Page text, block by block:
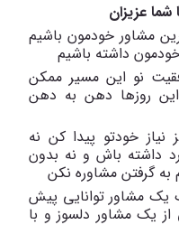
شما عزیزان
مشاور خودمون باشیم
داشته باشیم
نو این مسیر ممکن
روزها دهن به دهن
خودتو پیدا کن نه
داشته باش و نه بدون
گرفتن مشاوره نکن
یک مشاور توانایی پیش
یک مشاور دلسوز و با